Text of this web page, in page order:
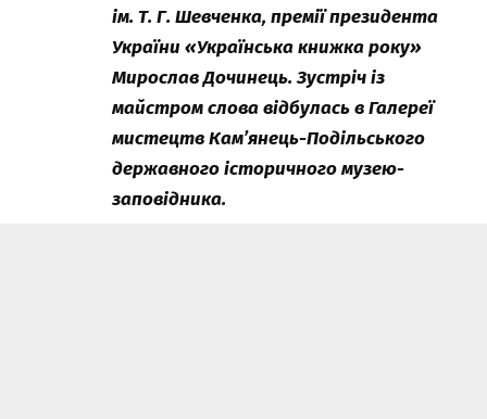
ім. Т. Г. Шевченка, премії президента
України «Українська книжка року»
Мирослав Дочинець. Зустріч із
майстром слова відбулась в Галереї
мистецтв Кам’янець-Подільського
державного історичного музею-
заповідника.